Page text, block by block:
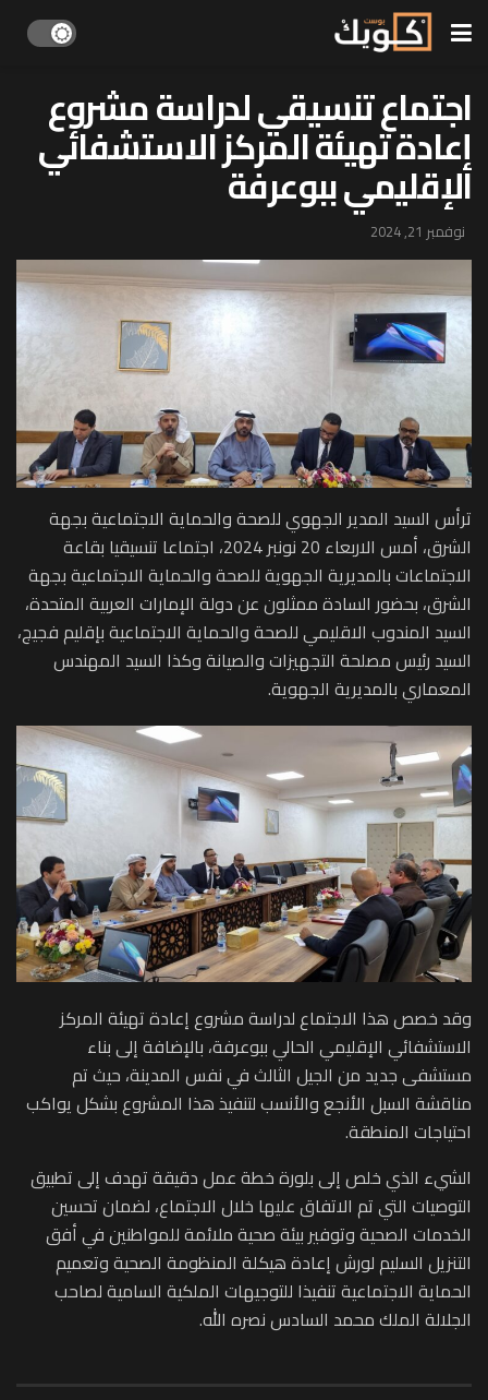
اجتماع تنسيقي لدراسة مشروع
إعادة تهيئة المركز الاستشفائي
الإقليمي ببوعرفة
نوفمبر 21, 2024
ترأس السيد المدير الجهوي للصحة والحماية الاجتماعية بجهة
الشرق، أمس الاربعاء 20 نونبر 2024، اجتماعا تنسيقيا بقاعة
الاجتماعات بالمديرية الجهوية للصحة والحماية الاجتماعية بجهة
الشرق، بحضور السادة ممثلون عن دولة الإمارات العربية المتحدة،
السيد المندوب الاقليمي للصحة والحماية الاجتماعية بإقليم فجيج،
السيد رئيس مصلحة التجهيزات والصيانة وكذا السيد المهندس
المعماري بالمديرية الجهوية.
وقد خصص هذا الاجتماع لدراسة مشروع إعادة تهيئة المركز
الاستشفائي الإقليمي الحالي ببوعرفة، بالإضافة إلى بناء
مستشفى جديد من الجيل الثالث في نفس المدينة، حيث تم
مناقشة السبل الأنجع والأنسب لتنفيذ هذا المشروع بشكل يواكب
احتياجات المنطقة.
الشيء الذي خلص إلى بلورة خطة عمل دقيقة تهدف إلى تطبيق
التوصيات التي تم الاتفاق عليها خلال الاجتماع، لضمان تحسين
الخدمات الصحية وتوفير بيئة صحية ملائمة للمواطنين في أفق
التنزيل السليم لورش إعادة هيكلة المنظومة الصحية وتعميم
الحماية الاجتماعية تنفيذا للتوجيهات الملكية السامية لصاحب
الجلالة الملك محمد السادس نصره الله.